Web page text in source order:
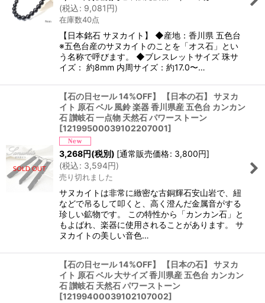
(税込: 9,081円)
在庫数40点
【日本銘石 サヌカイト】 ◆産地：香川県 五色台
※五色台産のサヌカイトのことを「オス石」とい
う名称で呼びます。 ◆ブレスレットサイズ 珠サ
イズ： 約8mm 内周サイズ：約17.0〜…
【石の日セール 14%OFF】 【日本の石】 サヌカ
イト 原石 ベル 風鈴 楽器 香川県産 五色台 カンカン
石 讃岐石 一点物 天然石 パワーストーン
[12199500039102207001]
3,268円(税別) [通常販売価格: 3,800円]
(税込: 3,594円)
売り切れました
サヌカイトは非常に緻密な古銅輝石安山岩で、紐
などで吊るして叩くと、高く澄んだ金属音がする
珍しい鉱物です。 この特性から「カンカン石」と
もよばれ、楽器に使用されることがあります。 サ
ヌカイトの美しい音色…
【石の日セール 14%OFF】 【日本の石】 サヌカ
イト 原石 ベル 大サイズ 香川県産 五色台 カンカン
石 讃岐石 天然石 パワーストーン
[12199400039102107002]